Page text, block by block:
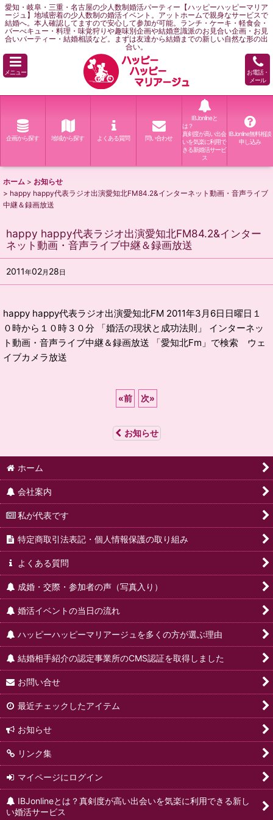
愛知・岐阜・三重・名古屋の少人数制婚活パーティー【ハッピーハッピーマリア
ージュ】地域密着の少人数制の婚活イベント。アットホームで親身なサービスで
結婚へ。本人確認してますので安心して参加が可能。ランチ・ケーキ・軽食会・
バーべキュー・料理・味覚狩りや趣味別企画や結婚意識派のお見合い企画・お見
合いパーティー・結婚相談など。まずは友達から結婚までの新しい自然な形の出
合い。
メニュー
お電話・
メール
企画から探す 地域から探す よくある質問 問い合わせ
IBJonlineと
は？
真剣度が高い出会
いを気楽に利用で
きる新婚活サービ
ス
IBJonline無料相談
申し込み
ホーム > お知らせ
> happy happy代表ラジオ出演愛知北FM84.2&インターネット動画・音声ライブ
中継＆録画放送
happy happy代表ラジオ出演愛知北FM84.2&インター
ネット動画・音声ライブ中継＆録画放送
2011年02月 28日
happy happy代表ラジオ出演愛知北FM 2011年3月6日日曜日１
０時から１０時３０分 「婚活の現状と成功法則」 インターネッ
ト動画・音声ライブ中継＆録画放送 「愛知北Fm」で検索 ウェ
イブカメラ放送
«前 次»
お知らせ
ホーム
会社案内
私が代表です
特定商取引法表記・個人情報保護の取り組み
よくある質問
成婚・交際・参加者の声（写真入り）
婚活イベントの当日の流れ
ハッピーハッピーマリアージュを多くの方が選ぶ理由
結婚相手紹介の認定事業所のCMS認証を取得しました
お問い合せ
最近チェックしたアイテム
お知らせ
リンク集
マイページにログイン
IBJonlineとは？真剣度が高い出会いを気楽に利用できる新し
い婚活サービス